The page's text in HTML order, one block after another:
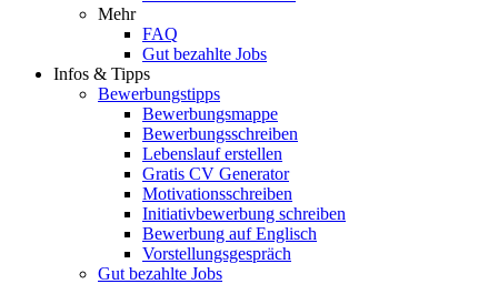
Mehr
FAQ
Gut bezahlte Jobs
Infos & Tipps
Bewerbungstipps
Bewerbungsmappe
Bewerbungsschreiben
Lebenslauf erstellen
Gratis CV Generator
Motivationsschreiben
Initiativbewerbung schreiben
Bewerbung auf Englisch
Vorstellungsgespräch
Gut bezahlte Jobs